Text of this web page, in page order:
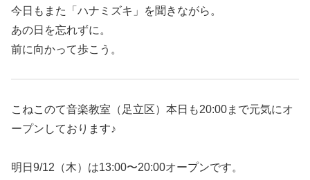
今日もまた「ハナミズキ」を聞きながら。
あの日を忘れずに。
前に向かって歩こう。
こねこのて音楽教室（足立区）本日も20:00まで元気にオ
ープンしております♪
明日9/12（木）は13:00〜20:00オープンです。